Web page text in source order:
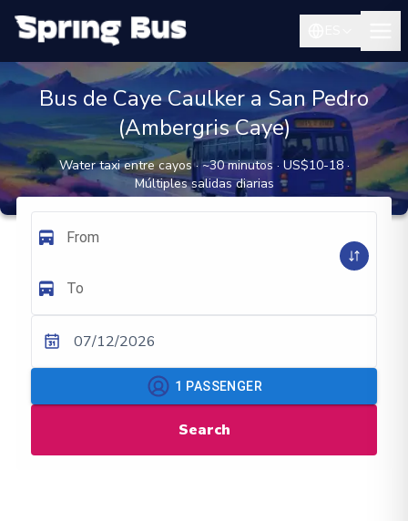
Bus de Caye Caulker a San Pedro
(Ambergris Caye)
Water taxi entre cayos · ~30 minutos · US$10-18 ·
Múltiples salidas diarias
From
To
07/12/2026
1 PASSENGER
Search